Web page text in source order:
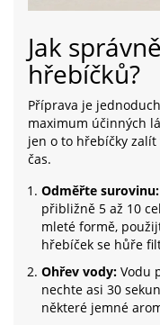
Jak
hřebíčků?
Příprava je
maximum účinných
jen o to hřebíčky
čas.
Odměřte surovinu:
přibližně 5 až 10
mleté formě,
hřebíček se hůře
Ohřev vody: Vodu
nechte asi 30
některé jemné